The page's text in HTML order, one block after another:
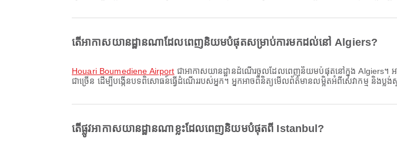
តើអាកាសយានដ្ឋានណាដែលពេញនិយមបំផុតសម្រាប់ការមកដល់នៅ Algiers?
Houari Boumediene Airport ជាអាកាសយានដ្ឋានដំណើរចូលដែលពេញនិយមបំផុតនៅក្នុង Algiers។ អាក
ជាច្រើន ដើម្បីបង្កើនបទពិសោធន៍ធ្វើដំណើររបស់អ្នក។ អ្នកអាចពិនិត្យមើលព័ត៌មានលម្អិតអំពីសេវាកម្ម និងប្លង់
តើផ្លូវអាកាសយានដ្ឋានណាខ្លះដែលពេញនិយមបំផុតពី Istanbul?